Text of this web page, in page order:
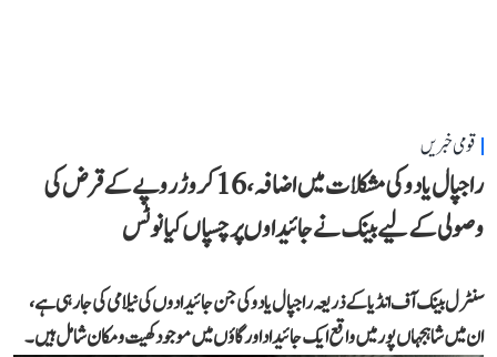
قومی خبریں
راجپال یادو کی مشکلات میں اضافہ، 16 کروڑ روپے کے قرض کی
وصولی کے لیے بینک نے جائیداوں پر چسپاں کیا نوٹس
سنٹرل بینک آف انڈیا کے ذریعہ راجپال یادو کی جن جائیدادوں کی نیلامی کی جا رہی ہے،
ان میں شاہجہاں پور میں واقع ایک جائیداد اور گاؤں میں موجود کھیت و مکان شامل ہیں۔